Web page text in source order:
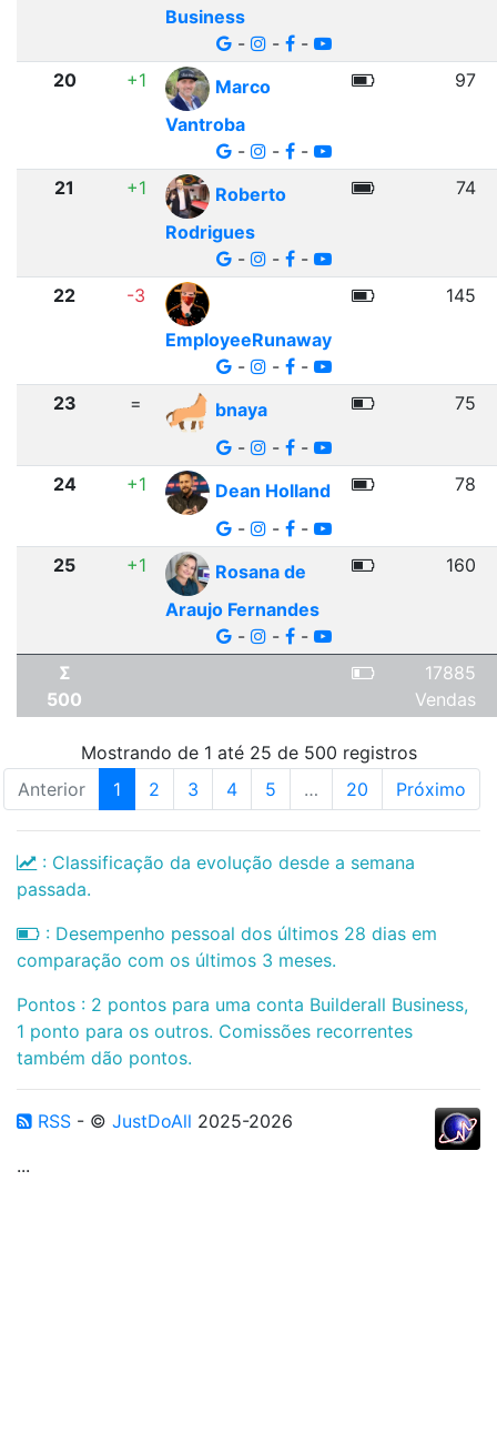
Business
-
- -
20 +1
Marco
Vantroba
-
- -
97
21 +1
Roberto
Rodrigues
-
- -
74
22
-3
EmployeeRunaway
-
- -
145
23 =
bnaya
-
- -
75
24 +1
Dean Holland
-
- -
78
25 +1
Rosana de
Araujo Fernandes
-
- -
160
Σ
500
17885
Vendas
Mostrando de 1 até 25 de 500 registros
Anterior
1 2 3 4 5 … 20 Próximo
: Classificação da evolução desde a semana
passada.
: Desempenho pessoal dos últimos 28 dias em
comparação com os últimos 3 meses.
Pontos : 2 pontos para uma conta Builderall Business,
1 ponto para os outros. Comissões recorrentes
também dão pontos.
RSS - © JustDoAll 2025-2026
...